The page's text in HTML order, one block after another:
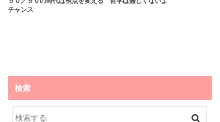
チャンス
検索